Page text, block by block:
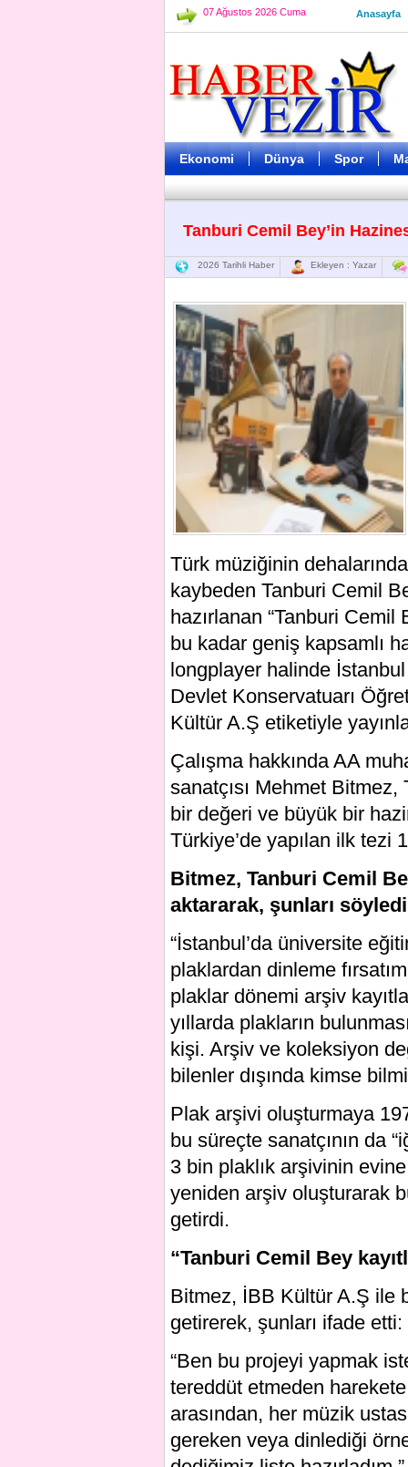
07 Ağustos 2026 Cuma Anasayfa
Ekonomi Dünya Spor
Tanburi Cemil Bey’in
2026 Tarihli Haber Ekleyen : Yazar
Türk müziğinin
kaybeden Tanburi Cemil
hazırlanan “Tanburi
bu kadar geniş kapsamlı
longplayer halinde
Devlet Konservatuarı
Kültür A.Ş etiketiyle
Çalışma hakkında AA
sanatçısı Mehmet
bir değeri ve büyük bir
Türkiye’de yapılan ilk tezi
Bitmez, Tanburi Cemil
aktararak, şunları
“İstanbul’da üniversite
plaklardan dinleme
plaklar dönemi arşiv
yıllarda plakların
kişi. Arşiv ve koleksiyon
bilenler dışında kimse
Plak arşivi oluşturmaya
bu süreçte sanatçının da
3 bin plaklık arşivinin evine
yeniden arşiv oluşturarak
getirdi.
“Tanburi Cemil Bey
Bitmez, İBB Kültür A.Ş ile
getirerek, şunları ifade etti:
“Ben bu projeyi yapmak
tereddüt etmeden
arasından, her müzik
gereken veya dinlediği